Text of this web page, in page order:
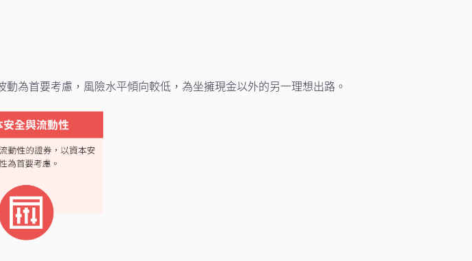
為首要考慮，風險水平傾向較低，為坐擁現金以外的另一理想出路。